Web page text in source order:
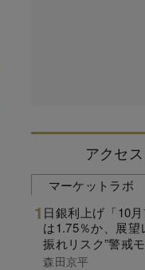
アクセ
マーケットラボ
日銀利上げ「10
は1.75％か、展望
振れリスク”警戒
森田京平